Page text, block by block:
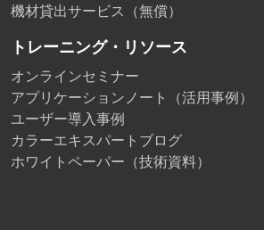
機材貸出サービス（無償）
トレーニング・リソース
オンラインセミナー
アプリケーションノート（活用事例）
ユーザー導入事例
カラーエキスパートブログ
ホワイトペーパー（技術資料）